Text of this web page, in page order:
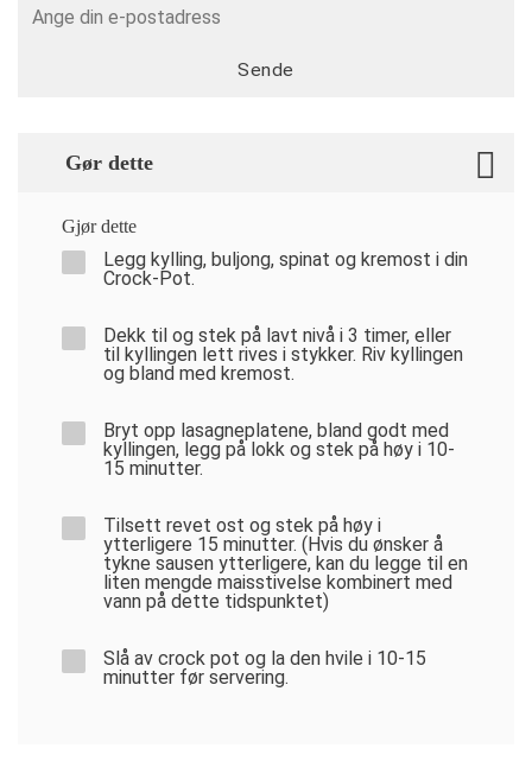
Sende
Gør dette
Gjør dette
Legg kylling, buljong, spinat og kremost i din
Crock-Pot.
Dekk til og stek på lavt nivå i 3 timer, eller
til kyllingen lett rives i stykker. Riv kyllingen
og bland med kremost.
Bryt opp lasagneplatene, bland godt med
kyllingen, legg på lokk og stek på høy i 10-
15 minutter.
Tilsett revet ost og stek på høy i
ytterligere 15 minutter. (Hvis du ønsker å
tykne sausen ytterligere, kan du legge til en
liten mengde maisstivelse kombinert med
vann på dette tidspunktet)
Slå av crock pot og la den hvile i 10-15
minutter før servering.